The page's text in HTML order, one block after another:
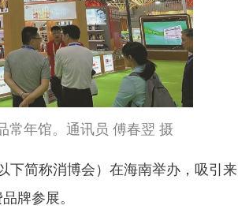
常年馆。通讯员 傅春翌 摄
下简称消博会）在海南举办，吸引来
牌参展。